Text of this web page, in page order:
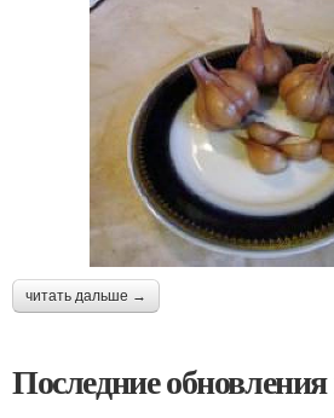
читать дальше →
Последние обновления